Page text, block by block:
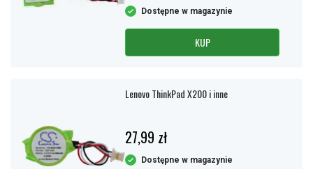
Dostępne w magazynie
KUP
Lenovo ThinkPad X200 i inne
27,99 zł
Dostępne w magazynie